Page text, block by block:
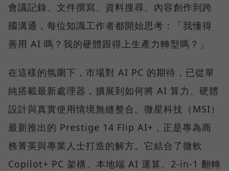
會議記錄、文件撰寫、資料搜尋、內容創作到跨
國溝通，每位知識工作者都開始思考：「我懂得
善用 AI 嗎？我的硬體跟得上生產力轉型嗎？」
在這樣的氛圍下，市場對 AI PC 的期待，已從單
純搭載最新處理器，擴展到如何將 AI 算力、硬體
設計與真實使用情境無縫整合。微星科技（MSI）
最新推出的 Prestige 14 Flip AI+，正是專為商
務菁英與專業人士打造的解方。它結合了微軟
Copilot+ PC 架構、本地端 AI 運算、2-in-1 翻轉